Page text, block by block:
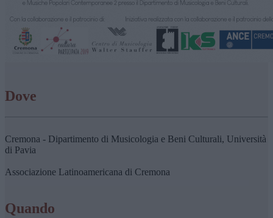
Dove
Cremona - Dipartimento di Musicologia e Beni Culturali, Università
di Pavia
Associazione Latinoamericana di Cremona
Quando